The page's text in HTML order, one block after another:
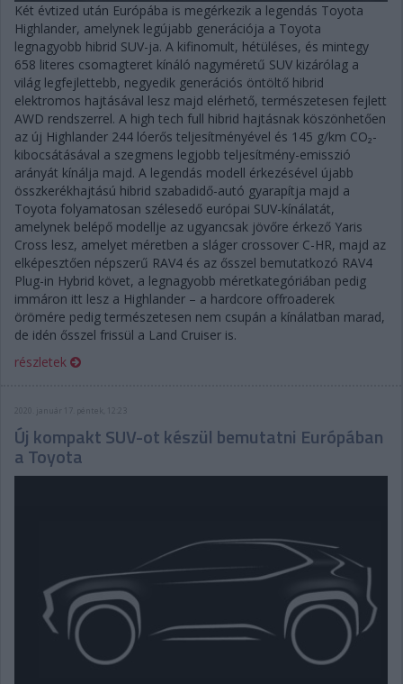
Két évtized után Európába is megérkezik a legendás Toyota
Highlander, amelynek legújabb generációja a Toyota
legnagyobb hibrid SUV-ja. A kifinomult, hétüléses, és mintegy
658 literes csomagteret kínáló nagyméretű SUV kizárólag a
világ legfejlettebb, negyedik generációs öntöltő hibrid
elektromos hajtásával lesz majd elérhető, természetesen fejlett
AWD rendszerrel. A high tech full hibrid hajtásnak köszönhetően
az új Highlander 244 lóerős teljesítményével és 145 g/km CO₂-
kibocsátásával a szegmens legjobb teljesítmény-emisszió
arányát kínálja majd. A legendás modell érkezésével újabb
összkerékhajtású hibrid szabadidő-autó gyarapítja majd a
Toyota folyamatosan szélesedő európai SUV-kínálatát,
amelynek belépő modellje az ugyancsak jövőre érkező Yaris
Cross lesz, amelyet méretben a sláger crossover C-HR, majd az
elképesztően népszerű RAV4 és az ősszel bemutatkozó RAV4
Plug-in Hybrid követ, a legnagyobb méretkategóriában pedig
immáron itt lesz a Highlander – a hardcore offroaderek
örömére pedig természetesen nem csupán a kínálatban marad,
de idén ősszel frissül a Land Cruiser is.
részletek
2020. január 17. péntek, 12:23
Új kompakt SUV-ot készül bemutatni Európában
a Toyota